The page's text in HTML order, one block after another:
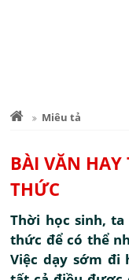
Miêu tả
BÀI VĂN HAY
THỨC
Thời học sinh,
thức để có thể
Việc dạy sớm đi